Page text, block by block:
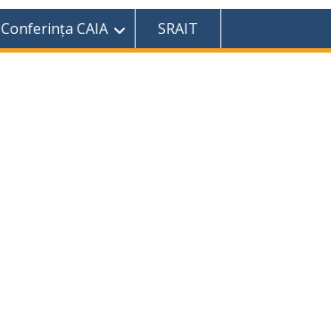
Conferința CAIA SRAIT